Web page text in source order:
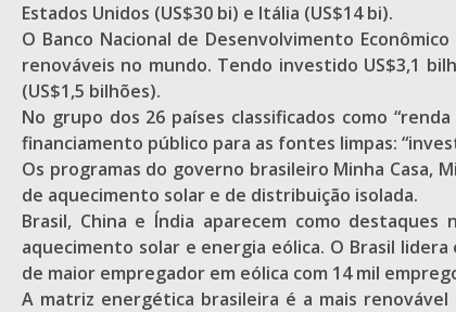
Estados Unidos (US$30 bi) e Itália (US$14 bi).
O Banco Nacional de Desenvolvimento
renováveis no mundo. Tendo investido US$3,1
(US$1,5 bilhões).
No grupo dos 26 países classificados como
financiamento público para as fontes limpas:
Os programas do governo brasileiro Minha Casa,
de aquecimento solar e de distribuição isolada.
Brasil, China e Índia aparecem como
aquecimento solar e energia eólica. O Brasil
de maior empregador em eólica com 14 mil
A matriz energética brasileira é a mais